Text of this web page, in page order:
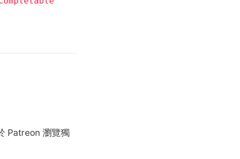
Patreon 瀏覽獨